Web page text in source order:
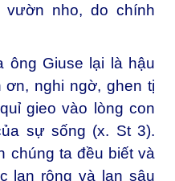
vườn nho, do chính
ông Giuse lại là hậu
ơn, nghi ngờ, ghen tị
gieo vào lòng con
sự sống (x. St 3).
chúng ta đều biết và
lan rộng và lan sâu